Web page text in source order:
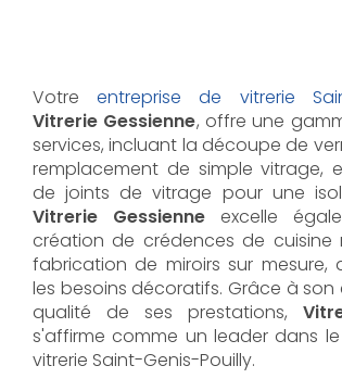
Votreentreprise de vitrerie
Vitrerie Gessienne, offre une
services, incluant la découpe de
remplacement de simple vitrage,
de joints de vitrage pour une
Vitrerie Gessienne excelle
création de crédences de cuisine
fabrication de miroirs sur
les besoins décoratifs. Grâce à son
qualité de ses prestations,
s'affirme comme un leader dans
vitrerie Saint-Genis-Pouilly.